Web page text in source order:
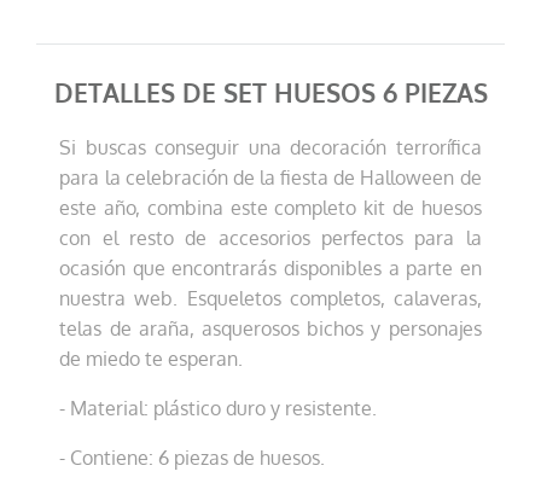
DETALLES DE SET HUESOS 6 PIEZAS
Si buscas conseguir una decoración terrorífica
para la celebración de la fiesta de Halloween de
este año, combina este completo kit de huesos
con el resto de accesorios perfectos para la
ocasión que encontrarás disponibles a parte en
nuestra web. Esqueletos completos, calaveras,
telas de araña, asquerosos bichos y personajes
de miedo te esperan.
- Material: plástico duro y resistente.
- Contiene: 6 piezas de huesos.